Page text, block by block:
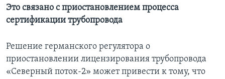
Это связано с приостановлением процесса
сертификации трубопровода
Решение германского регулятора о
приостановлении лицензирования трубопровода
«Северный поток-2» может привести к тому, что